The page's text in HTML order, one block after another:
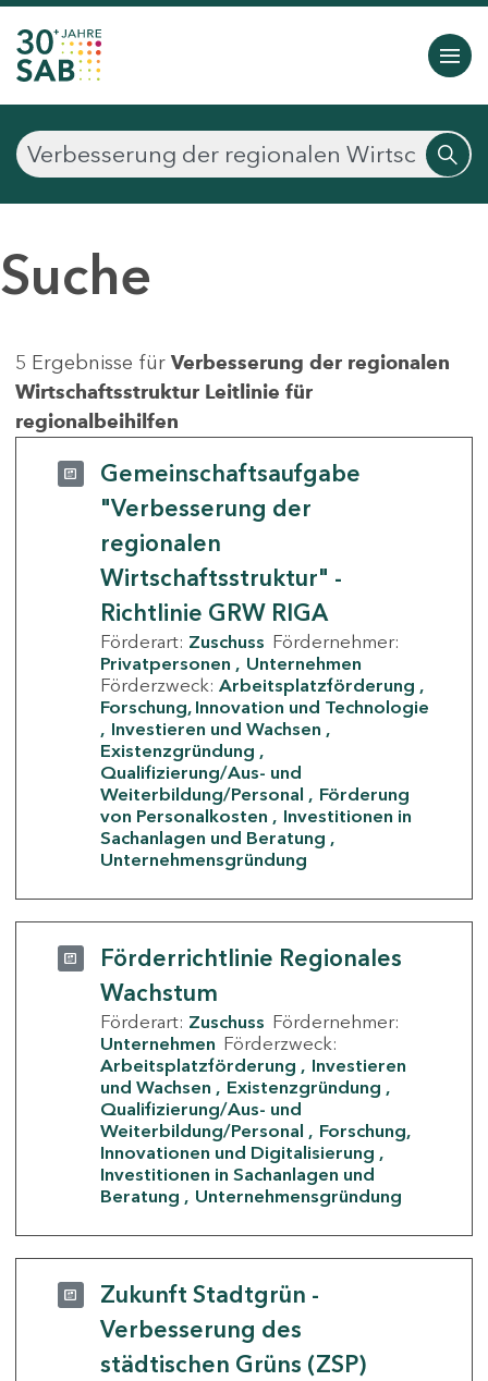
Suche
5 Ergebnisse für Verbesserung der regionalen
Wirtschaftsstruktur Leitlinie für
regionalbeihilfen
Gemeinschaftsaufgabe
"Verbesserung der
regionalen
Wirtschaftsstruktur" -
Richtlinie GRW RIGA
Förderart: Zuschuss Fördernehmer:
Privatpersonen
Unternehmen
Förderzweck: Arbeitsplatzförderung
Forschung, Innovation und Technologie
Investieren und Wachsen
Existenzgründung
Qualifizierung/Aus- und
Weiterbildung/Personal
Förderung
von Personalkosten
Investitionen in
Sachanlagen und Beratung
Unternehmensgründung
Förderrichtlinie Regionales
Wachstum
Förderart: Zuschuss Fördernehmer:
Unternehmen Förderzweck:
Arbeitsplatzförderung
Investieren
und Wachsen
Existenzgründung
Qualifizierung/Aus- und
Weiterbildung/Personal
Forschung,
Innovationen und Digitalisierung
Investitionen in Sachanlagen und
Beratung
Unternehmensgründung
Zukunft Stadtgrün -
Verbesserung des
städtischen Grüns (ZSP)